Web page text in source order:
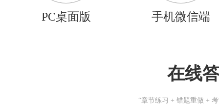
PC桌面版 手机微信端
在线
“章节练习 + 错题重做 +